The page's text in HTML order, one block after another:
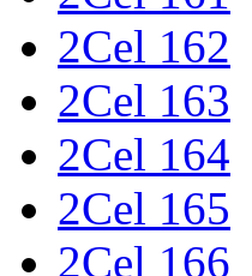
2Cel 162
2Cel 163
2Cel 164
2Cel 165
2Cel 166